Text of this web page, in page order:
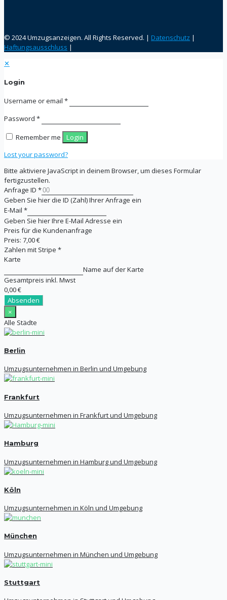
© 2024 Umzugsanzeigen. All Rights Reserved. | Datenschutz |
Haftungsausschluss |
✕
Login
Username or email *
Password *
Remember me
Login
Lost your password?
Bitte aktiviere JavaScript in deinem Browser, um dieses Formular
fertigzustellen.
Anfrage ID *
Geben Sie hier die ID (Zahl) Ihrer Anfrage ein
E-Mail *
Geben Sie hier Ihre E-Mail Adresse ein
Preis für die Kundenanfrage
Preis: 7,00 €
Zahlen mit Stripe *
Karte
Name auf der Karte
Gesamtpreis inkl. Mwst
0,00 €
Absenden
×
Alle Städte
Berlin
Umzugsunternehmen in Berlin und Umgebung
Frankfurt
Umzugsunternehmen in Frankfurt und Umgebung
Hamburg
Umzugsunternehmen in Hamburg und Umgebung
Köln
Umzugsunternehmen in Köln und Umgebung
München
Umzugsunternehmen in München und Umgebung
Stuttgart